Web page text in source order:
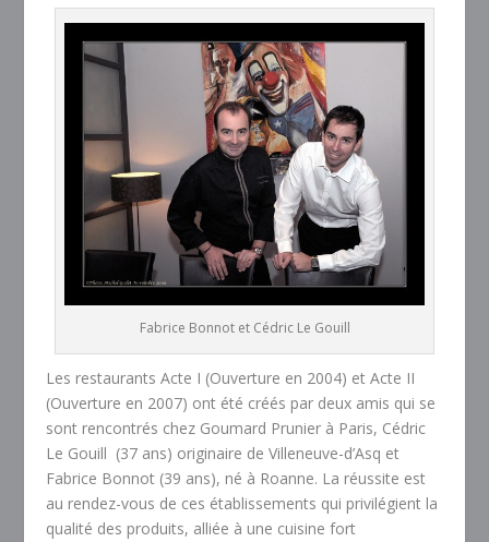
Fabrice Bonnot et Cédric Le Gouill
Les restaurants Acte I (Ouverture en 2004) et Acte II
(Ouverture en 2007) ont été créés par deux amis qui se
sont rencontrés chez Goumard Prunier à Paris, Cédric
Le Gouill (37 ans) originaire de Villeneuve-d’Asq et
Fabrice Bonnot (39 ans), né à Roanne. La réussite est
au rendez-vous de ces établissements qui privilégient la
qualité des produits, alliée à une cuisine fort